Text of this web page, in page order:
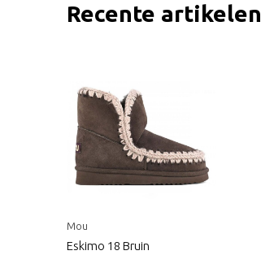
Recente artikelen
Mou
Eskimo 18 Bruin